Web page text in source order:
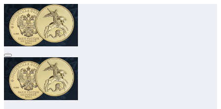
Перейти
содержимому